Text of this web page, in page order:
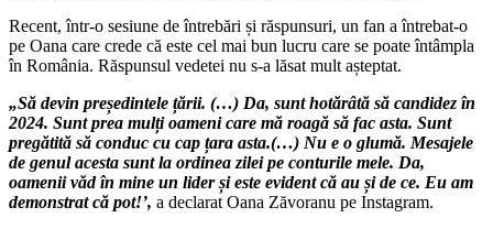
Recent, într-o sesiune de întrebări și răspunsuri, un fan a întrebat-o
pe Oana care crede că este cel mai bun lucru care se poate întâmpla
în România. Răspunsul vedetei nu s-a lăsat mult așteptat.
„Să devin președintele țării. (…) Da, sunt hotărâtă să candidez în
2024. Sunt prea mulți oameni care mă roagă să fac asta. Sunt
pregătită să conduc cu cap țara asta.(…) Nu e o glumă. Mesajele
de genul acesta sunt la ordinea zilei pe conturile mele. Da,
oamenii văd în mine un lider și este evident că au și de ce. Eu am
demonstrat că pot!’, a declarat Oana Zăvoranu pe Instagram.